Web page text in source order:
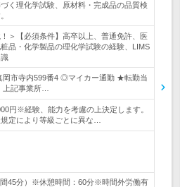
く理化学試験、原材料・完成品の品質検
＞【必須条件】高卒以上、普通免許、医
品・化学製品の理化学試験の経験、LIMS
岡市寺内599番4 ◎マイカー通勤 ★転勤当
上記事業所…
円※経験、能力を考慮の上決定します。
定により等級ごとに異な…
45分）※休憩時間：60分※時間外労働有